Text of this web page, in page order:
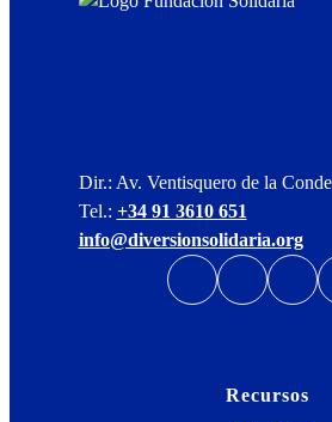
Dir.: Av. Ventisquero de la
Tel.: +34 91 3610 651
info@diversionsolidaria.org
Recursos